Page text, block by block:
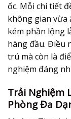
ốc. Mỗi chi tiết
không gian vừa
kém phần lộng
hàng đầu. Điều
trú mà còn là
nghiệm đáng
Trải Nghiệm
Phòng Đa